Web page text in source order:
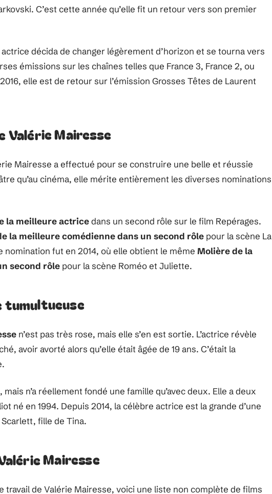
C’est cette année qu’elle fit un retour vers son premier
décida de changer légèrement d’horizon et se tourna vers
émissions sur les chaînes telles que France 3, France 2, ou
elle est de retour sur l’émission Grosses Têtes de Laurent
Valérie Mairesse
Mairesse a effectué pour se construire une belle et réussie
qu’au cinéma, elle mérite entièrement les diverses nominations
la meilleure actricedans un second rôle sur le film Repérages.
la meilleure comédienne dans un second rôle pour la scène La
nomination fut en 2014, où elle obtient le même Molière de la
second rôle pour la scène Roméo et Juliette.
tumultueuse
n’est pas très rose, mais elle s’en est sortie. L’actrice révèle
avoir avorté alors qu’elle était âgée de 19 ans. C’était la
n’a réellement fondé une famille qu’avec deux. Elle a deux
né en 1994. Depuis 2014, la célèbre actrice est la grande d’une
fille de Tina.
Mairesse
travail de Valérie Mairesse, voici une liste non complète de films